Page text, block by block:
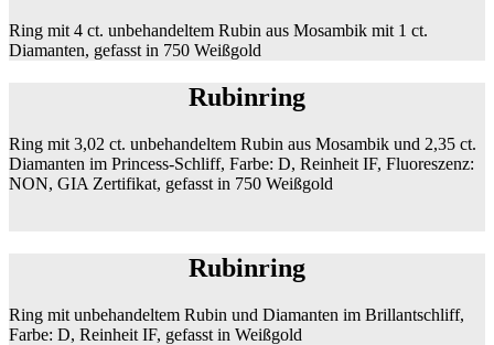
Ring mit 4 ct. unbehandeltem Rubin aus Mosambik mit 1 ct.
Diamanten, gefasst in 750 Weißgold
Rubinring
Ring mit 3,02 ct. unbehandeltem Rubin aus Mosambik und 2,35 ct.
Diamanten im Princess-Schliff, Farbe: D, Reinheit IF, Fluoreszenz:
NON, GIA Zertifikat, gefasst in 750 Weißgold
Rubinring
Ring mit unbehandeltem Rubin und Diamanten im Brillantschliff,
Farbe: D, Reinheit IF, gefasst in Weißgold